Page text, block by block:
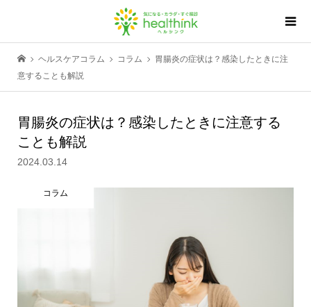
ヘルスケアコラム コラム
胃腸炎の症状は？感染したときに注
意することも解説
胃腸炎の症状は？感染したときに注意する
ことも解説
2024.03.14
コラム